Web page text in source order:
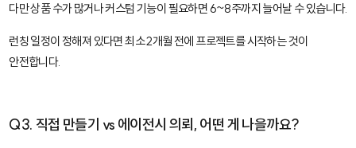
다만 상품 수가 많거나 커스텀 기능이 필요하면 6~8주까지 늘어날 수 있습니다.
런칭 일정이 정해져 있다면 최소 2개월 전에 프로젝트를 시작하는 것이
안전합니다.
Q3. 직접 만들기 vs 에이전시 의뢰, 어떤 게 나을까요?